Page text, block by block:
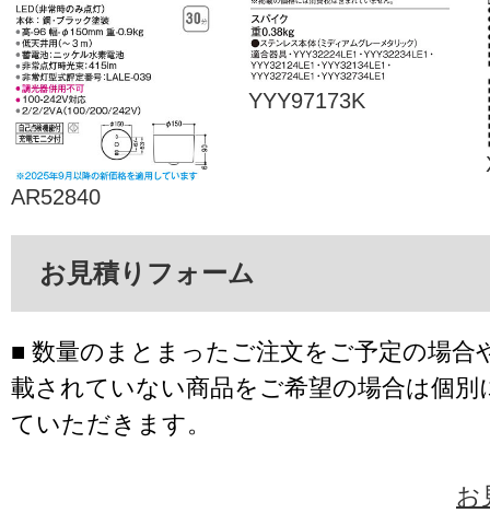
AR52840
YYY97173K
お見積りフォーム
■ 数量のまとまったご注文をご予定の場合
載されていない商品をご希望の場合は個別
ていただきます。
お